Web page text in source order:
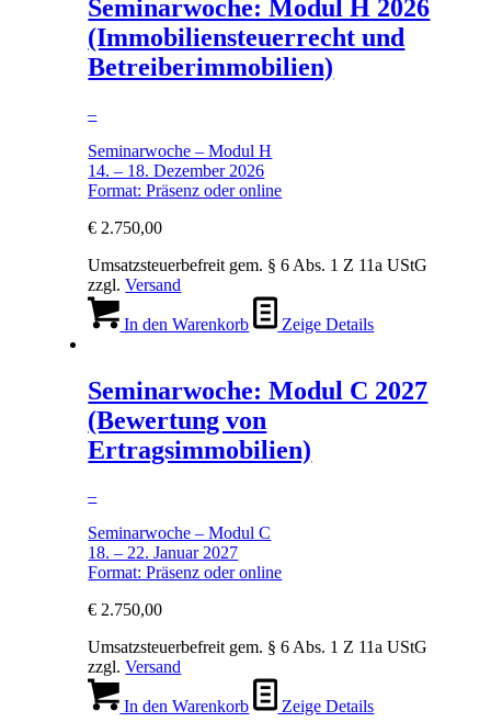
Seminarwoche: Modul H 2026
(Immobiliensteuerrecht und
Betreiberimmobilien)
–
Seminarwoche – Modul H
14. – 18. Dezember 2026
Format: Präsenz oder online
€ 2.750,00
Umsatzsteuerbefreit gem. § 6 Abs. 1 Z 11a UStG
zzgl.Versand
In den Warenkorb Zeige Details
Seminarwoche: Modul C 2027
(Bewertung von
Ertragsimmobilien)
–
Seminarwoche – Modul C
18. – 22. Januar 2027
Format: Präsenz oder online
€ 2.750,00
Umsatzsteuerbefreit gem. § 6 Abs. 1 Z 11a UStG
zzgl.Versand
In den Warenkorb Zeige Details